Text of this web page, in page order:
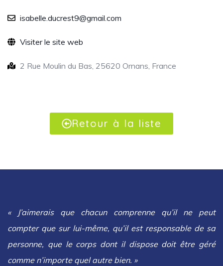
isabelle.ducrest9@gmail.com
Visiter le site web
2 Rue Moulin du Bas, 25620 Ornans, France
Retour à la liste
« J’aimerais que chacun comprenne qu’il ne peut
compter que sur lui-même, qu’il est responsable de sa
personne, que le corps dont il dispose doit être géré
comme n’importe quel autre bien. »